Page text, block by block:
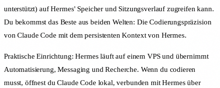
unterstützt) auf Hermes' Speicher und Sitzungsverlauf zugreifen kann.
Du bekommst das Beste aus beiden Welten: Die Codierungspräzision
von Claude Code mit dem persistenten Kontext von Hermes.
Praktische Einrichtung: Hermes läuft auf einem VPS und übernimmt
Automatisierung, Messaging und Recherche. Wenn du codieren
musst, öffnest du Claude Code lokal, verbunden mit Hermes über